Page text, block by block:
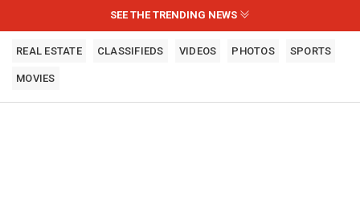
SEE THE TRENDING NEWS
REAL ESTATE CLASSIFIEDS VIDEOS PHOTOS SPORTS
MOVIES